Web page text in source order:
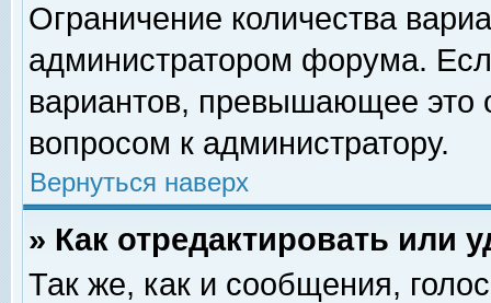
Ограничение количества
администратором форума.
вариантов, превышающее это
вопросом к администратору.
Вернуться наверх
» Как отредактировать или
Так же, как и сообщения,